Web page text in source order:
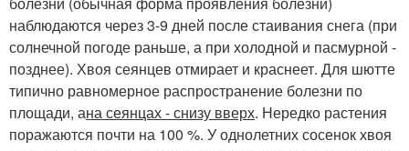
наблюдаются через 3-9 дней после стаивания снега (при
солнечной погоде раньше, а при холодной и пасмурной -
позднее). Хвоя сеянцев отмирает и краснеет. Для шютте
типично равномерное распространение болезни по
площади, ана сеянцах - снизу вверх. Нередко растения
поражаются почти на 100 %. У однолетних сосенок хвоя